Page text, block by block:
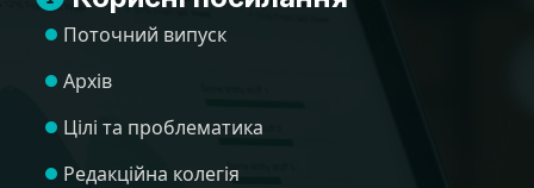
Поточний випуск
Архів
Цілі та проблематика
Редакційна колегія